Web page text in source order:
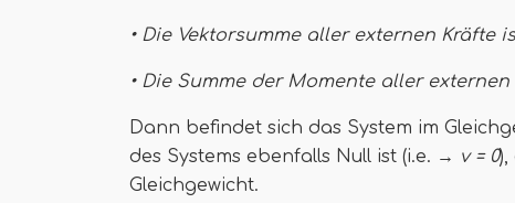
• Die Vektorsumme aller externen Kräfte
• Die Summe der Momente aller
Dann befindet sich das System im
des Systems ebenfalls Null ist (i.e. → v = 0
Gleichgewicht.